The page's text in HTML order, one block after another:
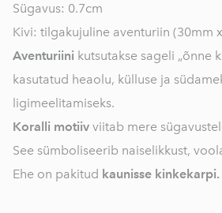
Sügavus: 0.7cm
Kivi: tilgakujuline aventuriin (30mm
Aventuriini kutsutakse sageli „õnne
kasutatud heaolu, külluse ja
ligimeelitamiseks.
Koralli motiiv viitab mere
See sümboliseerib naiselikkust,
Ehe on pakitud kaunisse kinkekarpi.